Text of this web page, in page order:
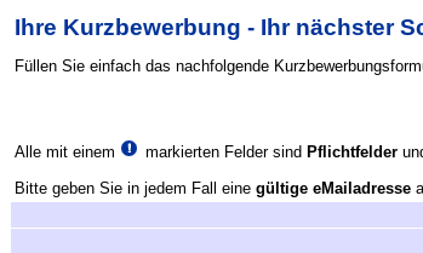
Ihre Kurzbewerbung - Ihr nächster
Füllen Sie einfach das nachfolgende
Alle mit einem markierten Felder sind Pflichtfelder
Bitte geben Sie in jedem Fall eine gültige eMailadresse